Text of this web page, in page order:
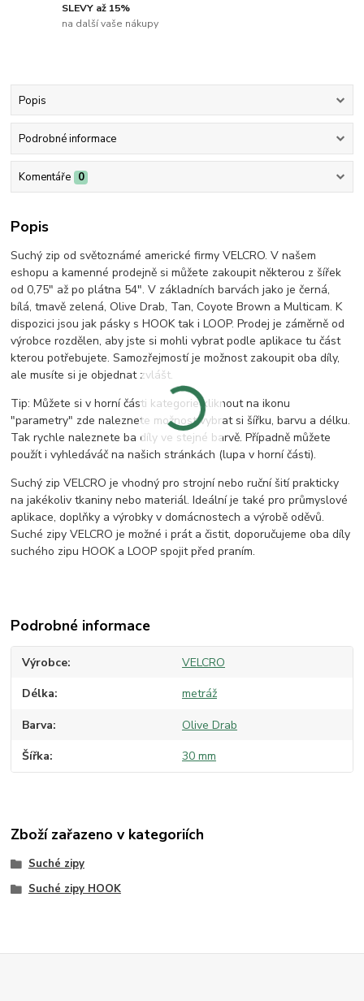
SLEVY až 15%
na další vaše nákupy
Popis
Podrobné informace
Komentáře 0
Popis
Suchý zip od světoznámé americké firmy VELCRO. V našem
eshopu a kamenné prodejně si můžete zakoupit některou z šířek
od 0,75" až po plátna 54". V základních barvách jako je černá,
bílá, tmavě zelená, Olive Drab, Tan, Coyote Brown a Multicam. K
dispozici jsou jak pásky s HOOK tak i LOOP. Prodej je záměrně od
výrobce rozdělen, aby jste si mohli vybrat podle aplikace tu část
kterou potřebujete. Samozřejmostí je možnost zakoupit oba díly,
ale musíte si je objednat zvlášt.
Tip: Můžete si v horní části kategorie kliknout na ikonu
"parametry" zde naleznete možnost vybrat si šířku, barvu a délku.
Tak rychle naleznete ba díly ve stejné barvě. Případně můžete
použít i vyhledáváč na našich stránkách (lupa v horní části).
Suchý zip VELCRO je vhodný pro strojní nebo ruční šití prakticky
na jakékoliv tkaniny nebo materiál. Ideální je také pro průmyslové
aplikace, doplňky a výrobky v domácnostech a výrobě oděvů.
Suché zipy VELCRO je možné i prát a čistit, doporučujeme oba díly
suchého zipu HOOK a LOOP spojit před praním.
Podrobné informace
Výrobce VELCRO
Délka metráž
Barva Olive Drab
Šířka 30 mm
Zboží zařazeno v kategoriích
Suché zipy
Suché zipy HOOK